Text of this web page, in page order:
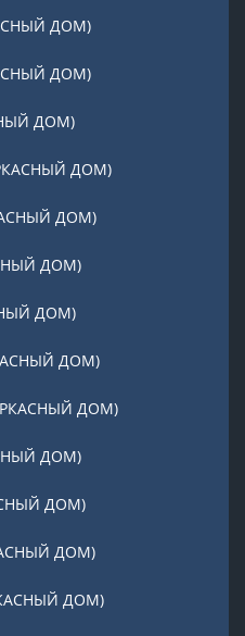
ДОМ)
ДОМ)
ДОМ)
ДОМ)
ДОМ)
ДОМ)
ДОМ)
ДОМ)
ДОМ)
ДОМ)
ДОМ)
ДОМ)
ДОМ)